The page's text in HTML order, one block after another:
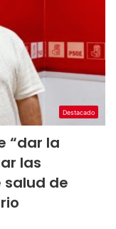
Destacado
“dar la
las
de